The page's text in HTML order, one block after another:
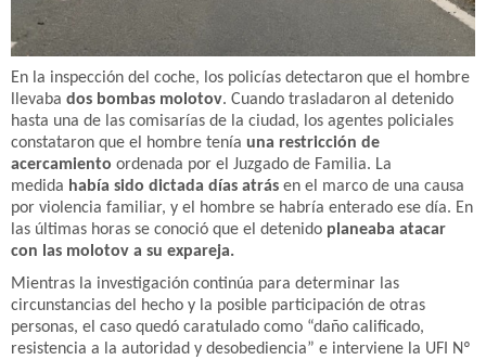
En la inspección del coche, los policías detectaron que el hombre
llevaba dos bombas molotov. Cuando trasladaron al detenido
hasta una de las comisarías de la ciudad, los agentes policiales
constataron que el hombre tenía una restricción de
acercamiento ordenada por el Juzgado de Familia. La
medida había sido dictada días atrás en el marco de una causa
por violencia familiar, y el hombre se habría enterado ese día. En
las últimas horas se conoció que el detenido planeaba atacar
con las molotov a su expareja.
Mientras la investigación continúa para determinar las
circunstancias del hecho y la posible participación de otras
personas, el caso quedó caratulado como “daño calificado,
resistencia a la autoridad y desobediencia” e interviene la UFI Nº